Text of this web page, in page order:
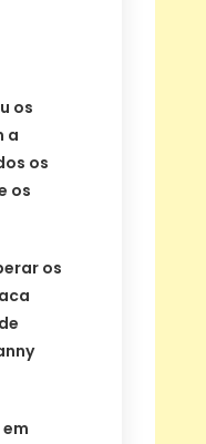
os
a
os
os
os